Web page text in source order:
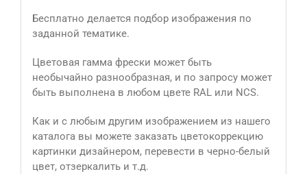
Бесплатно делается подбор изображения по
заданной тематике.
Цветовая гамма фрески может быть
необычайно разнообразная, и по запросу может
быть выполнена в любом цвете RAL или NCS.
Как и с любым другим изображением из нашего
каталога вы можете заказать цветокоррекцию
картинки дизайнером, перевести в черно-белый
цвет, отзеркалить и т.д.